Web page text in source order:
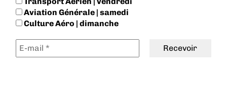
Aviation Générale | samedi
Culture Aéro | dimanche